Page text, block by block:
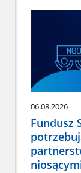
06.08.2026
Fundusz